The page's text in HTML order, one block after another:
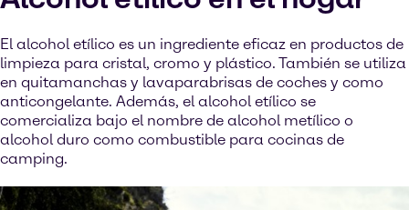
El alcohol etílico es un ingrediente eficaz en productos de
limpieza para cristal, cromo y plástico. También se utiliza
en quitamanchas y lavaparabrisas de coches y como
anticongelante. Además, el alcohol etílico se
comercializa bajo el nombre de alcohol metílico o
alcohol duro como combustible para cocinas de
camping.